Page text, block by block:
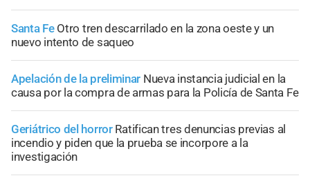
Santa Fe Otro tren descarrilado en la zona oeste y un
nuevo intento de saqueo
Apelación de la preliminar Nueva instancia judicial en la
causa por la compra de armas para la Policía de Santa Fe
Geriátrico del horror Ratifican tres denuncias previas al
incendio y piden que la prueba se incorpore a la
investigación